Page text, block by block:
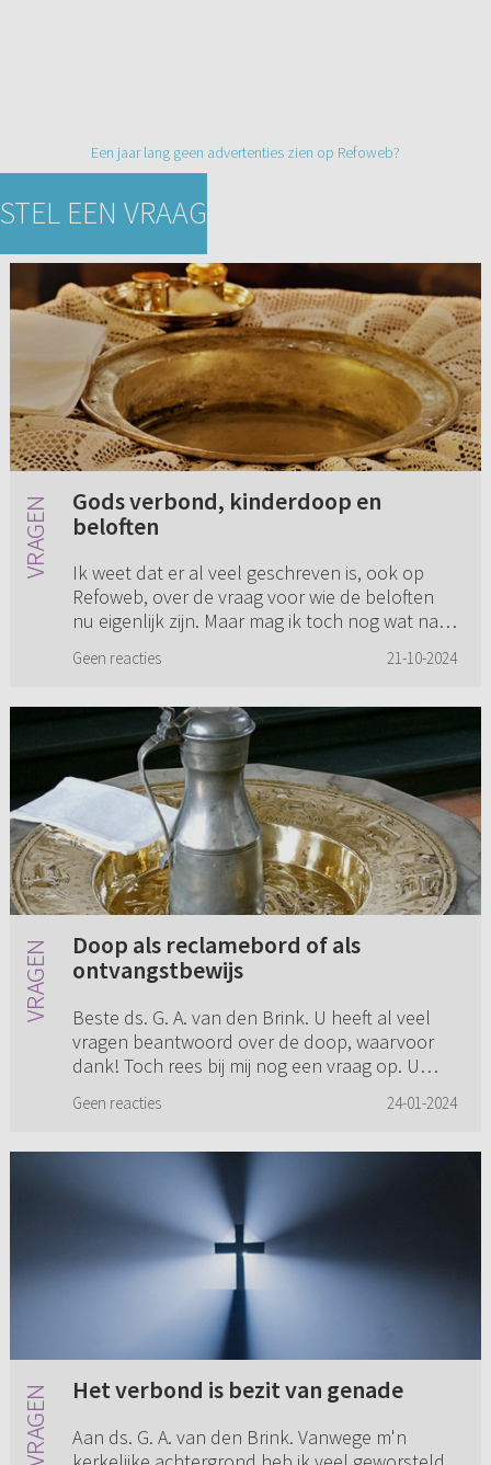
Een jaar lang geen advertenties zien op Refoweb?
STEL EEN VRAAG
Gods verbond, kinderdoop en
beloften
Ik weet dat er al veel geschreven is, ook op
Refoweb, over de vraag voor wie de beloften
nu eigenlijk zijn. Maar mag ik toch nog wat naar
stellen? Hoewel i...
Geen reacties 21-10-2024
Doop als reclamebord of als
ontvangstbewijs
Beste ds. G. A. van den Brink. U heeft al veel
vragen beantwoord over de doop, waarvoor
dank! Toch rees bij mij nog een vraag op. U
ervan uitgaan dat ...
Geen reacties 24-01-2024
Het verbond is bezit van genade
Aan ds. G. A. van den Brink. Vanwege m'n